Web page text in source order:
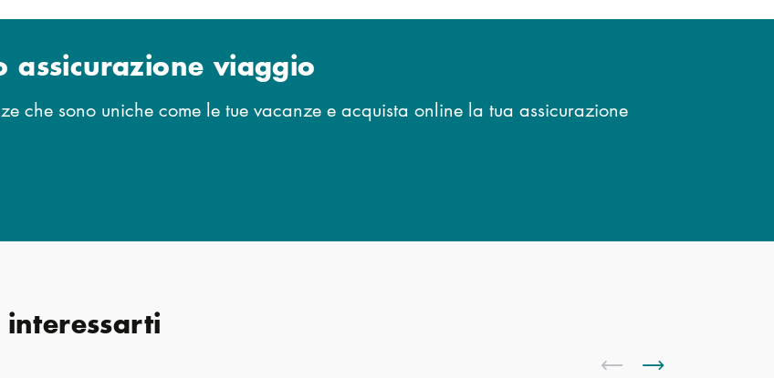
assicurazione viaggio
che sono uniche come le tue vacanze e acquista online la tua assicurazione